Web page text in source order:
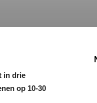
in drie
op 10-30